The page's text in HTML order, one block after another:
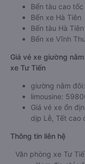
Bến tàu cao tốc
Bến xe Hà Tiên
Bến tàu Hà
Bến xe Vĩnh
Giá vé xe giường
xe Tư Tiến
giường nằm
limousine:
Giá vé xe ổn
dịp Lễ, Tết cao
Thông tin liên hệ
Văn phòng xe Tư